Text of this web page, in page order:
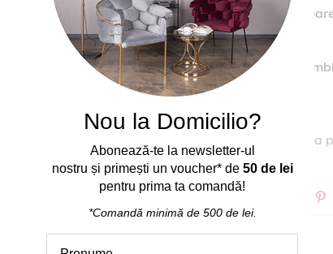
Material
Stivuibil
Necesita
Culoarea reala
Nou la Domicilio?
Abonează-te la newsletter-ul
nostru și primești un voucher* de 50 de lei
pentru prima ta comandă!
*Comandă minimă de 500 de lei.